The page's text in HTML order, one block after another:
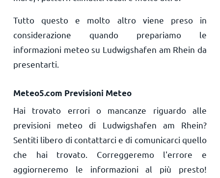
Tutto questo e molto altro viene preso in
considerazione quando prepariamo le
informazioni meteo su Ludwigshafen am Rhein da
presentarti.
Meteo5.com Previsioni Meteo
Hai trovato errori o mancanze riguardo alle
previsioni meteo di Ludwigshafen am Rhein?
Sentiti libero di contattarci e di comunicarci quello
che hai trovato. Correggeremo l'errore e
aggiorneremo le informazioni al più presto!